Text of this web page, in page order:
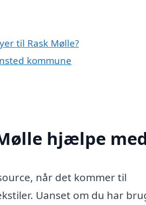
til Rask Mølle?
kommune
hjælpe
når det kommer til
Uanset om du har